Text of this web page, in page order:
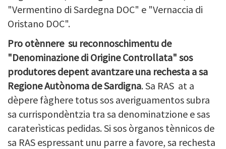
"Vermentino di Sardegna DOC" e "Vernaccia di
Oristano DOC".
Pro otènnere su reconnoschimentu de
"Denominazione di Origine Controllata" sos
produtores depent avantzare una rechesta a sa
Regione Autònoma de Sardigna. Sa RAS at a
dèpere fàghere totus sos averiguamentos subra
sa currispondèntzia tra sa denominatzione e sas
caraterìsticas pedidas. Si sos òrganos tènnicos de
sa RAS espressant unu parre a favore, sa rechesta